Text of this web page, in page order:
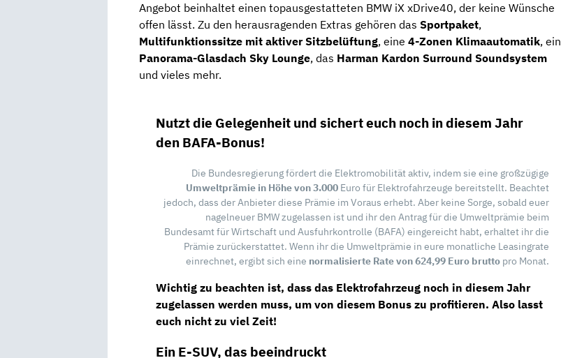
Angebot beinhaltet einen topausgestatteten BMW iX xDrive40, der keine Wünsche
offen lässt. Zu den herausragenden Extras gehören das Sportpaket,
Multifunktionssitze mit aktiver Sitzbelüftung, eine 4-Zonen Klimaautomatik, ein
Panorama-Glasdach Sky Lounge, das Harman Kardon Surround Soundsystem
und vieles mehr.
Nutzt die Gelegenheit und sichert euch noch in diesem Jahr
den BAFA-Bonus!
Die Bundesregierung fördert die Elektromobilität aktiv, indem sie eine großzügige
Umweltprämie in Höhe von 3.000Euro für Elektrofahrzeuge bereitstellt. Beachtet
jedoch, dass der Anbieter diese Prämie im Voraus erhebt. Aber keine Sorge, sobald euer
nagelneuer BMW zugelassen ist und ihr den Antrag für die Umweltprämie beim
Bundesamt für Wirtschaft und Ausfuhrkontrolle (BAFA) eingereicht habt, erhaltet ihr die
Prämie zurückerstattet. Wenn ihr die Umweltprämie in eure monatliche Leasingrate
einrechnet, ergibt sich eine normalisierte Rate von 624,99 Euro bruttopro Monat.
Wichtig zu beachten ist, dass das Elektrofahrzeug noch in diesem Jahr
zugelassen werden muss, um von diesem Bonus zu profitieren. Also lasst
euch nicht zu viel Zeit!
Ein E-SUV, das beeindruckt